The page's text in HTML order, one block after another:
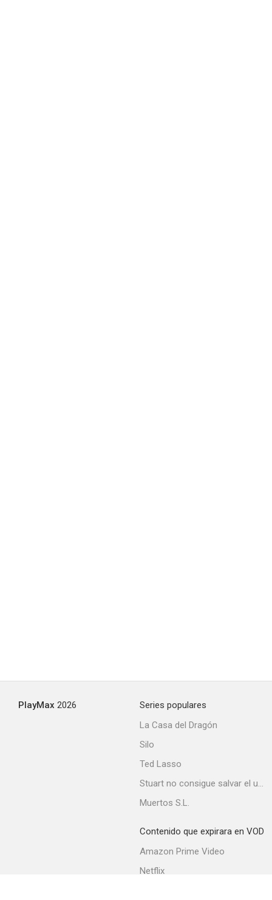
PlayMax 2026
Series populares
La Casa del Dragón
Silo
Ted Lasso
Stuart no consigue salvar el universo
Muertos S.L.
Contenido que expirara en VOD
Amazon Prime Video
Netflix